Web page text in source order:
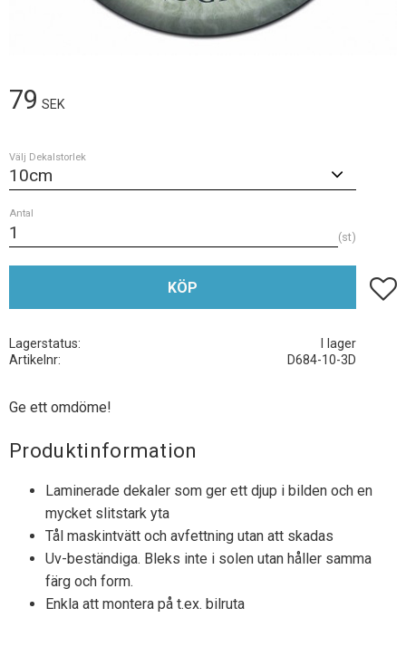
79 SEK
Välj Dekalstorlek
Antal
st
KÖP Lägg
Lagerstatus
I lager
Artikelnr
D684-10-3D
Ge ett omdöme!
Produktinformation
Laminerade dekaler som ger ett djup i bilden och en
mycket slitstark yta
Tål maskintvätt och avfettning utan att skadas
Uv-beständiga. Bleks inte i solen utan håller samma
färg och form.
Enkla att montera på t.ex. bilruta